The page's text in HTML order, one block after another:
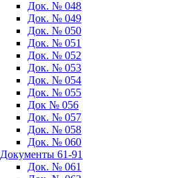
Док. № 048
Док. № 049
Док. № 050
Док. № 051
Док. № 052
Док. № 053
Док. № 054
Док. № 055
Док № 056
Док. № 057
Док. № 058
Док. № 060
Документы 61-91
Док. № 061